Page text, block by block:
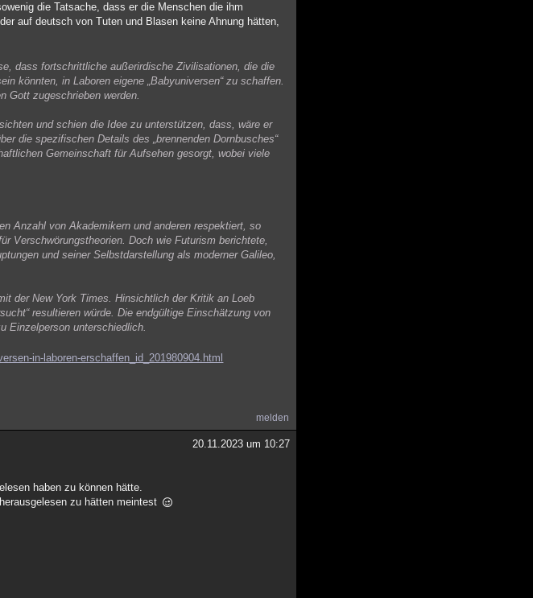
die Tatsache, dass er die Menschen die ihm
auf deutsch von Tuten und Blasen keine Ahnung hätten,
dass fortschrittliche außerirdische Zivilisationen, die die
könnten, in Laboren eigene „Babyuniversen“ zu schaffen.
Gott zugeschrieben werden.
und schien die Idee zu unterstützen, dass, wäre er
die spezifischen Details des „brennenden Dornbusches“
Gemeinschaft für Aufsehen gesorgt, wobei viele
Anzahl von Akademikern und anderen respektiert, so
Verschwörungstheorien. Doch wie Futurism berichtete,
und seiner Selbstdarstellung als moderner Galileo,
der New York Times. Hinsichtlich der Kritik an Loeb
resultieren würde. Die endgültige Einschätzung von
Einzelperson unterschiedlich.
in-laboren-erschaffen_id_201980904.html
melden
20.11.2023 um 10:27
haben zu können hätte.
zu hätten meintest